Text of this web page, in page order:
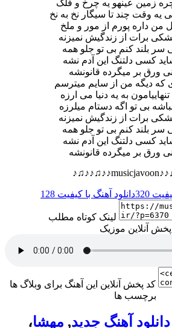
زمین عینهو یه چرخ و فلک
یه وقت چند تا سیگار نخ به نخ
من داره پورم از مور و ملخ
برات از زندگیش نمیزنه
سر بلند کنم بی تو جلو همه
کسی دلتنگ این آدم نشه
ورق بر میگرده قانونشه
که دیگه من از سایم میترسم
به یه دنیا می ارزه
بی تو اگه دستام میلرزه
برات از زندگیش نمیزنه
سر بلند کنم بی تو جلو همه
کسی دلتنگ این آدم نشه
ورق بر میگرده قانونشه
320 دانلود آهنگ با کیفیت 128
لینک کوتاه مطلب
پخش آنلاین موزیک
کد پخش آنلاین این آهنگ برای وبلاگ ها
برچسب ها
، دانلود آهنگ جدید, مهشا